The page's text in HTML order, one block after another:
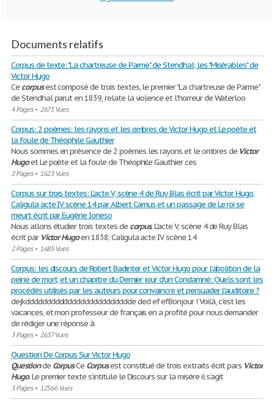
Documents relatifs
Corpus de texte: "La chartreuse de Parme" de Stendhal; les "Misérables" de
Victor Hugo
Ce corpusest composé de trois textes, le premier "La chartreuse de Parme"
de Stendhal parut en 1839, relate la violence et l'horreur de Waterloo
4 Pages• 2675 Vues
Corpus: 2 poèmes: les rayons et les ombres de Victor Hugo et Le poète et
la foule de Théophile Gauthier
Nous sommes en présence de 2 poèmes les rayons et le ombres de Victor
Hugoet Le poète et la foule de Théophile Gauthier ces
2 Pages• 1623 Vues
Corpus sur trois textes: L'acte V, scène 4 de Ruy Blas écrit par Victor Hugo,
Caligula acte IV scène 14 par Albert Camus et un passage de Le roi se
meurt écrit par Eugène Ioneso
Nous allons étudier trois textes de corpus. L'acte V, scène 4 de Ruy Blas
écrit par Victor Hugoen 1838; Caligula acte IV scène 14
2 Pages• 1685 Vues
Corpus: les discours de Robert Badinter et Victor Hugo pour l'abolition de la
peine de mort, et un chapitre du Dernier jour d'un Condamné: Quels sont les
procédés utilisés par les auteurs pour convaincre et persuader l'auditoire ?
dejkddddddddddddddddddddddddde ded ef efBonjour ! Voilà, c'est les
vacances, et mon professeur de français en a profité pour nous demander
de rédiger une réponse à
3 Pages• 2637 Vues
Question De Corpus Sur Victor Hugo
Questionde CorpusCe Corpusest constitué de trois extraits écrit pars Victor
Hugo. Le premier texte s’intitule le Discours sur la misère il s’agit
3 Pages• 12566 Vues